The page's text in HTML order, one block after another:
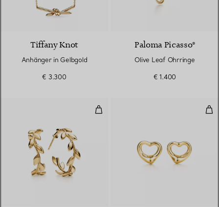
Tiffany Knot
Anhänger in Gelbgold
€ 3.300
Paloma Picasso®
Olive Leaf Ohrringe
€ 1.400
Olive Leaf Kreolen